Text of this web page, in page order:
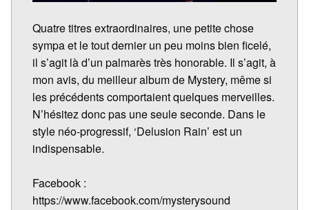
Quatre titres extraordinaires, une petite chose
sympa et le tout dernier un peu moins bien ficelé,
il s’agit là d’un palmarès très honorable. Il s’agit, à
mon avis, du meilleur album de Mystery, même si
les précédents comportaient quelques merveilles.
N’hésitez donc pas une seule seconde. Dans le
style néo-progressif, ‘Delusion Rain’ est un
indispensable.
Facebook :
https://www.facebook.com/mysterysound